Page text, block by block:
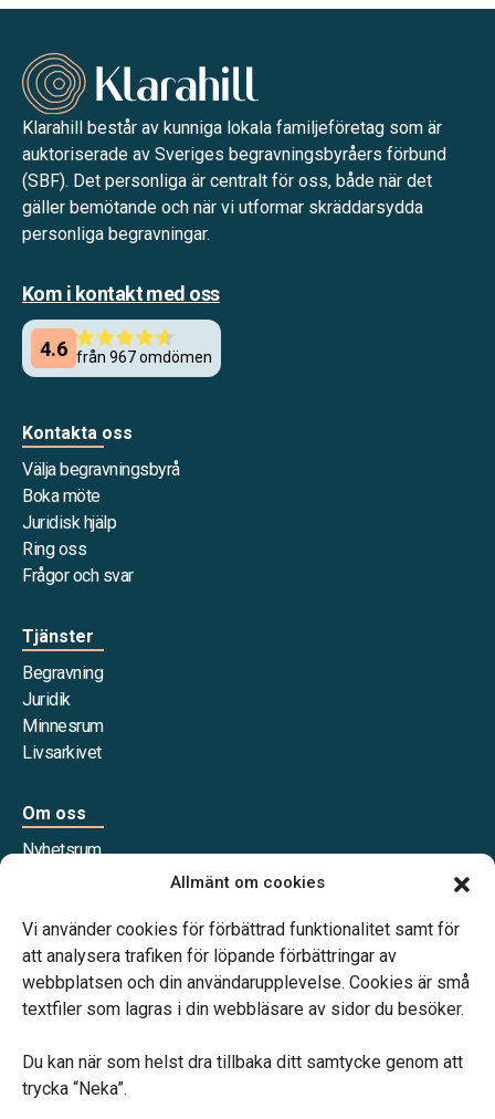
Allmänt om cookies
Vi använder cookies för förbättrad funktionalitet samt för
att analysera trafiken för löpande förbättringar av
webbplatsen och din användarupplevelse. Cookies är små
textfiler som lagras i din webbläsare av sidor du besöker.
Du kan när som helst dra tillbaka ditt samtycke genom att
trycka “Neka”.
Klarahill består av kunniga lokala familjeföretag som är
auktoriserade av Sveriges begravningsbyråers förbund
(SBF). Det personliga är centralt för oss, både när det
gäller bemötande och när vi utformar skräddarsydda
personliga begravningar.
Kom i kontakt med oss
Kontakta oss
Välja begravningsbyrå
Boka möte
Juridisk hjälp
Ring oss
Frågor och svar
Tjänster
Begravning
Juridik
Minnesrum
Livsarkivet
Om oss
Nyhetsrum
Våra samarbetspartners
familjejuridiken – genom hela livet.